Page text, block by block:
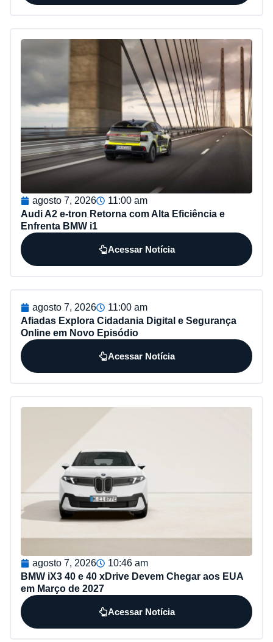
agosto 7, 2026
11:00 am
Audi A2 e-tron Retorna com Alta Eficiência e
Enfrenta BMW i1
Acessar Notícia
agosto 7, 2026
11:00 am
Afiadas Explora Cidadania Digital e Segurança
Online em Novo Episódio
Acessar Notícia
agosto 7, 2026
10:46 am
BMW iX3 40 e 40 xDrive Devem Chegar aos EUA
em Março de 2027
Acessar Notícia